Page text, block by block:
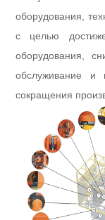
оборудования,
с целью
оборудования,
обслуживание и
сокращения